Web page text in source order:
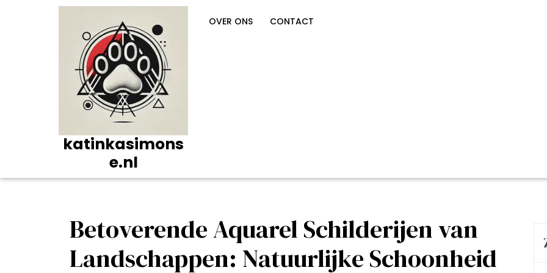
katinkasimons
e.nl
OVER ONS CONTACT
Betoverende Aquarel Schilderijen van
Landschappen: Natuurlijke Schoonheid